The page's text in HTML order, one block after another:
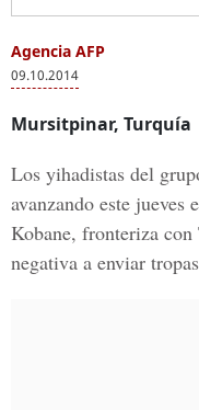
Agencia AFP
09.10.2014
Mursitpinar, Turquía
Los yihadistas del
avanzando este
Kobane, fronteriza con
negativa a enviar